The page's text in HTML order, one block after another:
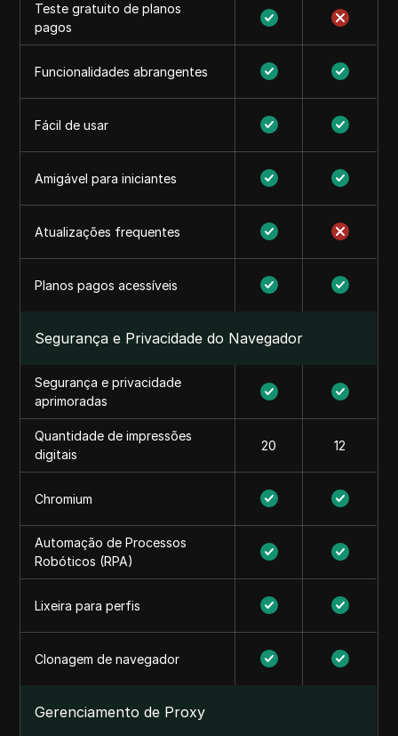
Teste gratuito de planos
pagos
Funcionalidades abrangentes
Fácil de usar
Amigável para iniciantes
Atualizações frequentes
Planos pagos acessíveis
Segurança e Privacidade do Navegador
Segurança e privacidade
aprimoradas
Quantidade de impressões
digitais
20 12
Chromium
Automação de Processos
Robóticos (RPA)
Lixeira para perfis
Clonagem de navegador
Gerenciamento de Proxy